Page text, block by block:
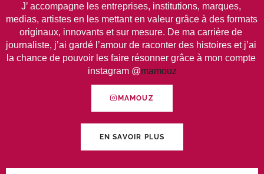
J’ accompagne les entreprises, institutions, marques,
medias, artistes en les mettant en valeur grâce à des formats
originaux, innovants et sur mesure. De ma carrière de
journaliste, j’ai gardé l’amour de raconter des histoires et j’ai
la chance de pouvoir les faire résonner grâce à mon compte
instagram @mamouz
MAMOUZ
EN SAVOIR PLUS